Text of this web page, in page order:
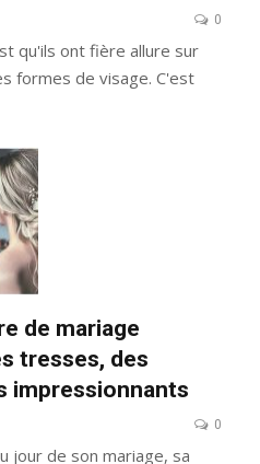
0
qu'ils ont fière allure sur
formes de visage. C'est
de mariage
tresses, des
impressionnants
0
jour de son mariage, sa